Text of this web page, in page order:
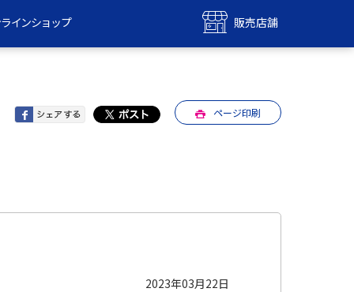
インショップ 販売店舗
UQ WiMAX
ページ印刷
2023年03月22日